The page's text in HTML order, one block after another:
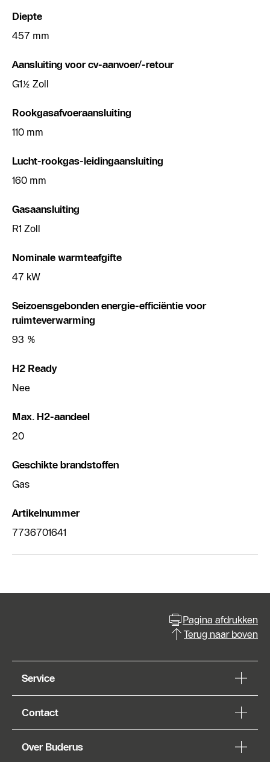
Diepte
457 mm
Aansluiting voor cv-aanvoer/-retour
G1½ Zoll
Rookgasafvoeraansluiting
110 mm
Lucht-rookgas-leidingaansluiting
160 mm
Gasaansluiting
R1 Zoll
Nominale warmteafgifte
47 kW
Seizoensgebonden energie-efficiëntie voor
ruimteverwarming
93 %
H2 Ready
Nee
Max. H2-aandeel
20
Geschikte brandstoffen
Gas
Artikelnummer
7736701641
Pagina afdrukken
Terug naar boven
Service
Contact
Over Buderus